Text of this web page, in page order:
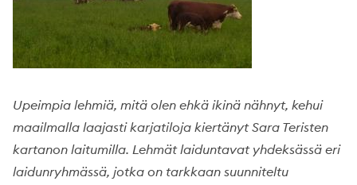
Upeimpia lehmiä, mitä olen ehkä ikinä nähnyt, kehui
maailmalla laajasti karjatiloja kiertänyt Sara Teristen
kartanon laitumilla. Lehmät laiduntavat yhdeksässä eri
laidunryhmässä, jotka on tarkkaan suunniteltu